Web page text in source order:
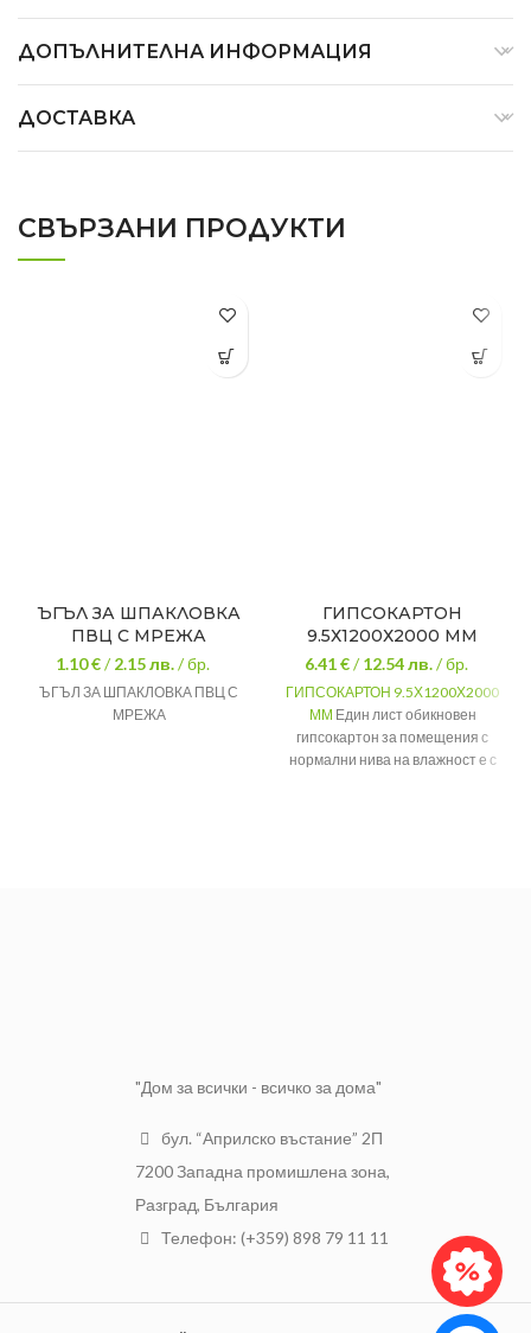
ДОПЪЛНИТЕЛНА ИНФОРМАЦИЯ
ДОСТАВКА
СВЪРЗАНИ ПРОДУКТИ
ЪГЪЛ ЗА ШПАКЛОВКА
ПВЦ С МРЕЖА
1.10 €/2.15лв./ бр.
ЪГЪЛ ЗА ШПАКЛОВКА ПВЦ С
МРЕЖА
ГИПСОКАРТОН
9.5Х1200Х2000 ММ
6.41 €/12.54лв./ бр.
ГИПСОКАРТОН 9.5Х1200Х2000
ММ Един лист обикновен
гипсокартон за помещения с
нормални нива на влажност е с
"Дом за всички - всичко за дома"
бул. “Априлско въстание” 2П
7200 Западна промишлена зона,
Разград, България
Телефон: (+359) 898 79 11 11